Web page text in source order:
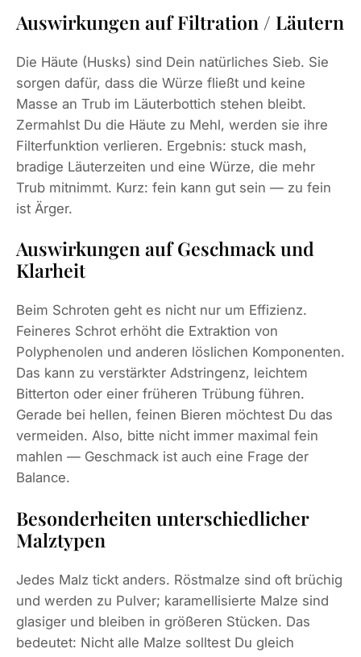
Auswirkungen auf Filtration / Läutern
Die Häute (Husks) sind Dein natürliches Sieb. Sie
sorgen dafür, dass die Würze fließt und keine
Masse an Trub im Läuterbottich stehen bleibt.
Zermahlst Du die Häute zu Mehl, werden sie ihre
Filterfunktion verlieren. Ergebnis: stuck mash,
bradige Läuterzeiten und eine Würze, die mehr
Trub mitnimmt. Kurz: fein kann gut sein — zu fein
ist Ärger.
Auswirkungen auf Geschmack und
Klarheit
Beim Schroten geht es nicht nur um Effizienz.
Feineres Schrot erhöht die Extraktion von
Polyphenolen und anderen löslichen Komponenten.
Das kann zu verstärkter Adstringenz, leichtem
Bitterton oder einer früheren Trübung führen.
Gerade bei hellen, feinen Bieren möchtest Du das
vermeiden. Also, bitte nicht immer maximal fein
mahlen — Geschmack ist auch eine Frage der
Balance.
Besonderheiten unterschiedlicher
Malztypen
Jedes Malz tickt anders. Röstmalze sind oft brüchig
und werden zu Pulver; karamellisierte Malze sind
glasiger und bleiben in größeren Stücken. Das
bedeutet: Nicht alle Malze solltest Du gleich